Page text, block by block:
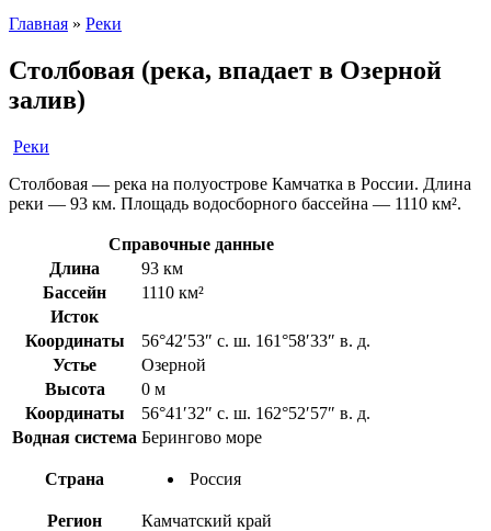
Главная » Реки
Столбовая (река, впадает в Озерной
залив)
Реки
Столбовая — река на полуострове Камчатка в России. Длина
реки — 93 км. Площадь водосборного бассейна — 1110 км².
Справочные данные
Длина
93 км
Бассейн
1110 км²
Исток
Координаты
56°42′53″ с. ш. 161°58′33″ в. д.
Устье
Озерной
Высота
0 м
Координаты
56°41′32″ с. ш. 162°52′57″ в. д.
Водная система Берингово море
Страна Россия
Регион
Камчатский край